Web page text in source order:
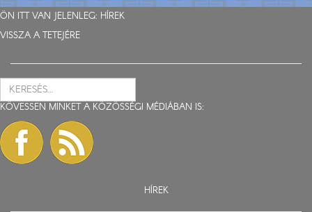
ÖN ITT VAN JELENLEG: HÍREK
VISSZA A TETEJÉRE
KÖVESSEN MINKET A KÖZÖSSÉGI MÉDIÁBAN IS:
HÍREK